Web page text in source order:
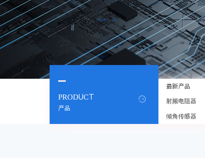
PRODUCT
产品

最新产品
射频电阻器
倾角传感器